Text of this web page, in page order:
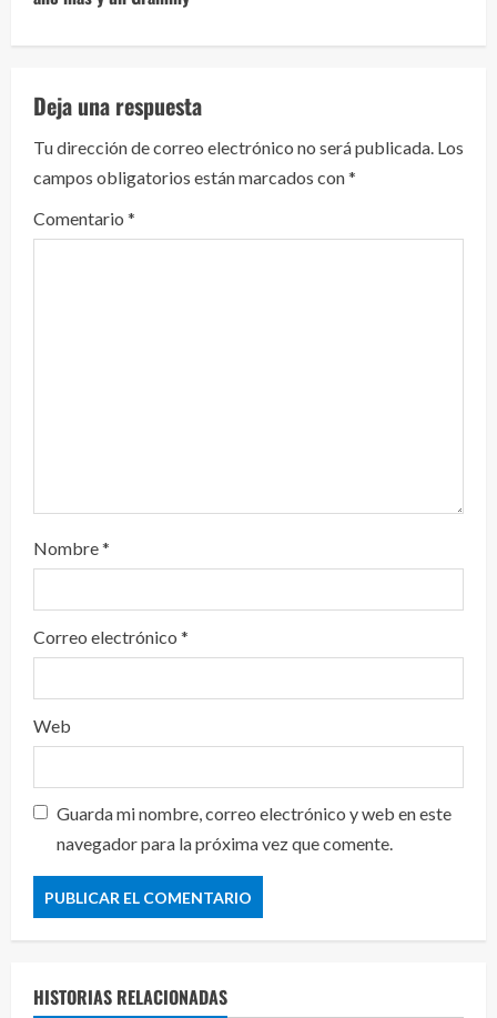
e
l
e
y
e
Deja una respuesta
Tu dirección de correo electrónico no será publicada. Los
campos obligatorios están marcados con*
Comentario *
Nombre*
Correo electrónico *
Web
Guarda mi nombre, correo electrónico y web en este
navegador para la próxima vez que comente.
HISTORIAS RELACIONADAS